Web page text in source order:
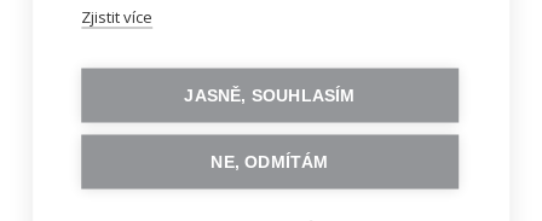
Zjistit více
JASNĚ, SOUHLASÍM
NE, ODMÍTÁM